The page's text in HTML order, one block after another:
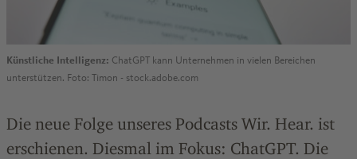
Künstliche Intelligenz: ChatGPT kann Unternehmen in vielen Bereichen
unterstützen. Foto: Timon - stock.adobe.com
Die neue Folge unseres Podcasts Wir. Hear. ist
erschienen. Diesmal im Fokus: ChatGPT. Die